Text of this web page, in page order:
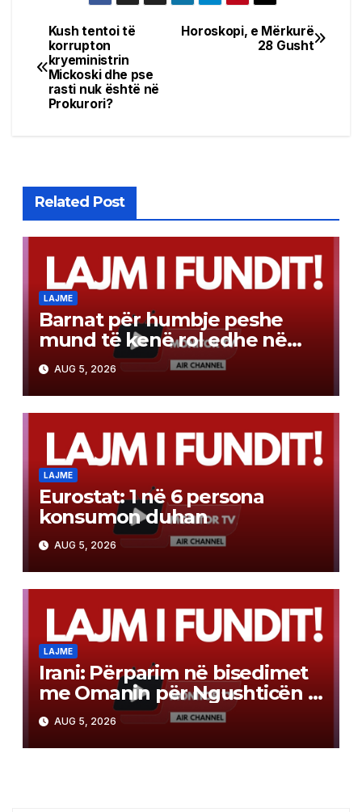
Post
navigation
Horoskopi, e Mërkurë
28 Gusht
Kush tentoi të
korrupton
kryeministrin
Mickoski dhe pse
rasti nuk është në
Prokurori?
Related Post
LAJME
Barnat për humbje peshe
mund të kenë rol edhe në
luftën kundër kancerit
AUG 5, 2026
LAJME
Eurostat: 1 në 6 persona
konsumon duhan
AUG 5, 2026
LAJME
Irani: Përparim në bisedimet
me Omanin për Ngushticën e
Hormuzit
AUG 5, 2026